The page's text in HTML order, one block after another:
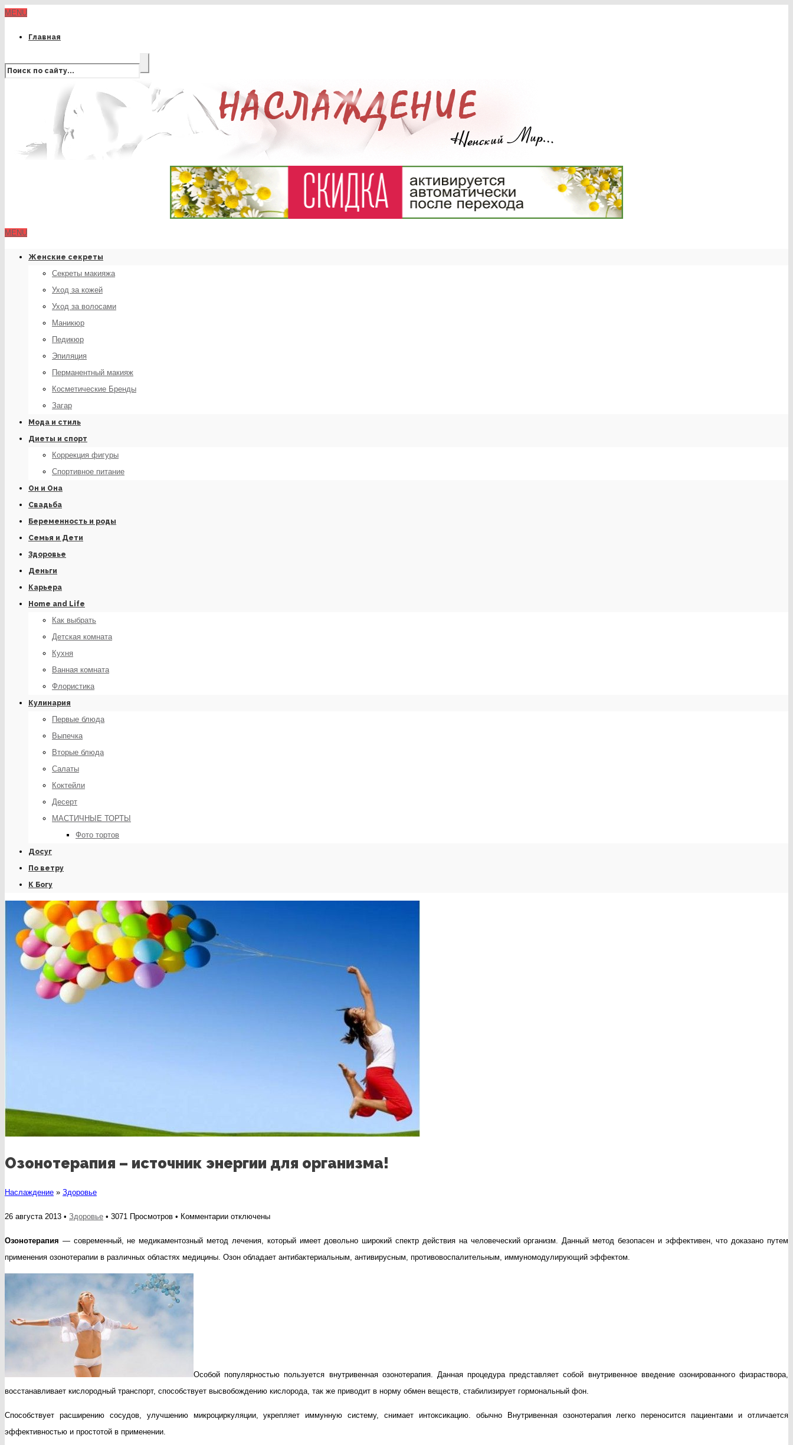
MENU
Главная
MENU
Женские секреты
Секреты макияжа
Уход за кожей
Уход за волосами
Маникюр
Педикюр
Эпиляция
Перманентный макияж
Косметические Бренды
Загар
Мода и стиль
Диеты и спорт
Коррекция фигуры
Спортивное питание
Он и Она
Свадьба
Беременность и роды
Семья и Дети
Здоровье
Деньги
Карьера
Home and Life
Как выбрать
Детская комната
Кухня
Ванная комната
Флористика
Кулинария
Первые блюда
Выпечка
Вторые блюда
Салаты
Коктейли
Десерт
МАСТИЧНЫЕ ТОРТЫ
Фото тортов
Досуг
По ветру
К Богу
Озонотерапия – источник энергии для организма!
Наслаждение » Здоровье
26 августа 2013 • Здоровье • 3071 Просмотров • Комментариикотключены
Озонотерапия — современный, не медикаментозный метод лечения, который имеет довольно широкий спектр действия на человеческий организм. Данный метод безопасен и эффективен, что доказано путем
применения озонотерапии в различных областях медицины. Озон обладает антибактериальным, антивирусным, противовоспалительным, иммуномодулирующий эффектом.
Особой популярностью пользуется внутривенная озонотерапия. Данная процедура представляет собой внутривенное введение озонированного физраствора,
восстанавливает кислородный транспорт, способствует высвобождению кислорода, так же приводит в норму обмен веществ, стабилизирует гормональный фон.
Способствует расширению сосудов, улучшению микроциркуляции, укрепляет иммунную систему, снимает интоксикацию. обычно Внутривенная озонотерапия легко переносится пациентами и отличается
эффективностью и простотой в применении.